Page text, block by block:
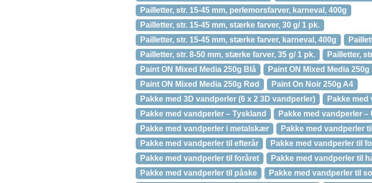
Pailletter, str. 15-45 mm, perlemorsfarver, karneval, 400g
Pailletter, str. 15-45 mm, stærke farver, 30 g/ 1 pk.
Pailletter, str. 15-45 mm, stærke farver, karneval, 400g
Pailletter, str. 8-50 mm, stærke farver, 35 g/ 1 pk.
Pailletter,
Paint ON Mixed Media 250g Blå
Paint ON Mixed Media 250g
Paint ON Mixed Media 250g Rød
Paint On Noir 250g A4
Pakke med 3D vandperler (6 x 2 3D vandperler)
Pakke med
Pakke med vandperler – Tyskland
Pakke med vandperler –
Pakke med vandperler i metalskær
Pakke med vandperler
Pakke med vandperler til efterår
Pakke med vandperler til
Pakke med vandperler til foråret
Pakke med vandperler til
Pakke med vandperler til påske
Pakke med vandperler til